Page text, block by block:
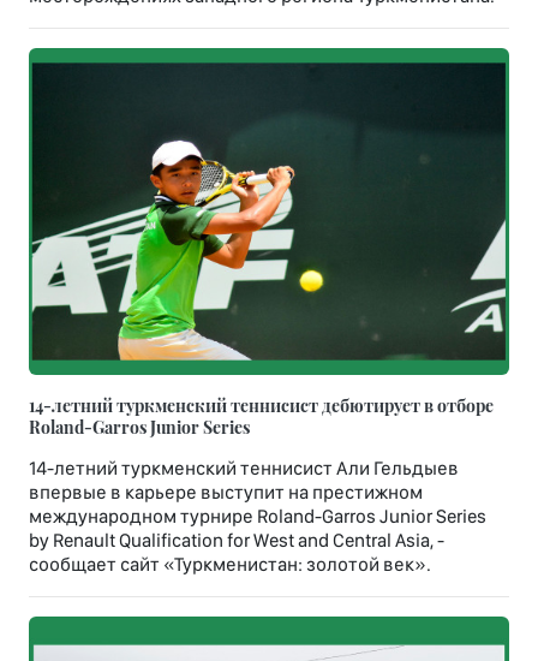
14-летний туркменский теннисист дебютирует в отборе
Roland-Garros Junior Series
14-летний туркменский теннисист Али Гельдыев
впервые в карьере выступит на престижном
международном турнире Roland-Garros Junior Series
by Renault Qualification for West and Central Asia, -
сообщает сайт «Туркменистан: золотой век».